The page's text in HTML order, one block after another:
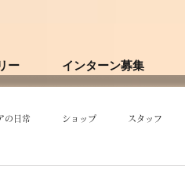
ー インターン募集
の日常 ショップ スタッフ